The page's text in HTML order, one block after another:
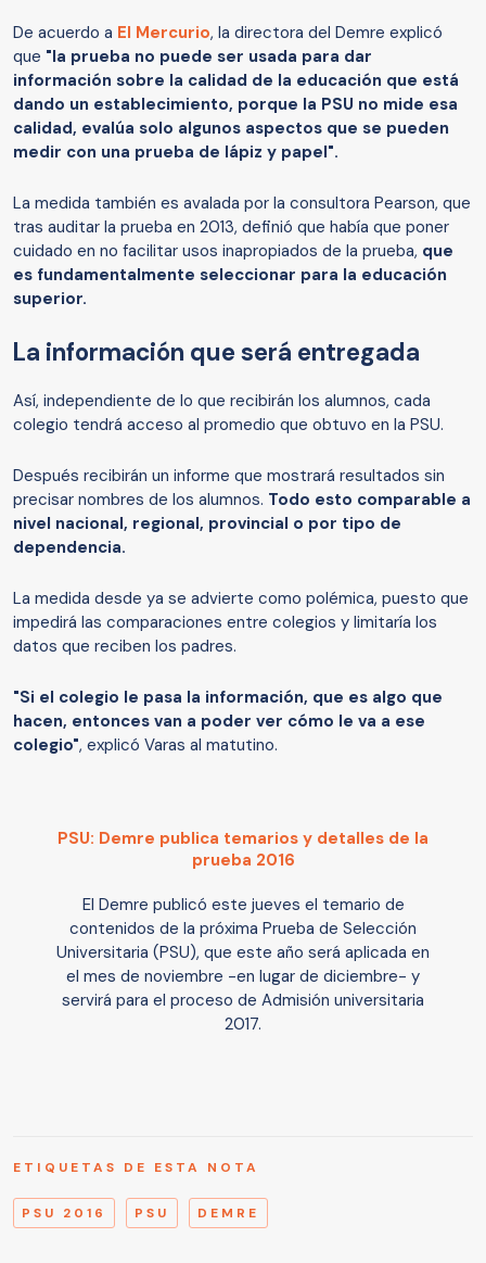
De acuerdo a El Mercurio, la directora del Demre explicó
que "la prueba no puede ser usada para dar
información sobre la calidad de la educación que está
dando un establecimiento, porque la PSU no mide esa
calidad, evalúa solo algunos aspectos que se pueden
medir con una prueba de lápiz y papel".
La medida también es avalada por la consultora Pearson, que
tras auditar la prueba en 2013, definió que había que poner
cuidado en no facilitar usos inapropiados de la prueba, que
es fundamentalmente seleccionar para la educación
superior.
La información que será entregada
Así, independiente de lo que recibirán los alumnos, cada
colegio tendrá acceso al promedio que obtuvo en la PSU.
Después recibirán un informe que mostrará resultados sin
precisar nombres de los alumnos. Todo esto comparable a
nivel nacional, regional, provincial o por tipo de
dependencia.
La medida desde ya se advierte como polémica, puesto que
impedirá las comparaciones entre colegios y limitaría los
datos que reciben los padres.
"Si el colegio le pasa la información, que es algo que
hacen, entonces van a poder ver cómo le va a ese
colegio", explicó Varas al matutino.
PSU: Demre publica temarios y detalles de la
prueba 2016
El Demre publicó este jueves el temario de
contenidos de la próxima Prueba de Selección
Universitaria (PSU), que este año será aplicada en
el mes de noviembre -en lugar de diciembre- y
servirá para el proceso de Admisión universitaria
2017.
ETIQUETAS DE ESTA NOTA
PSU 2016 PSU DEMRE